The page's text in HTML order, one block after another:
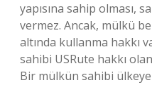
yapısına sahip olması,
vermez. Ancak, mülkü
altında kullanma hakkı
sahibi USRute hakkı
Bir mülkün sahibi